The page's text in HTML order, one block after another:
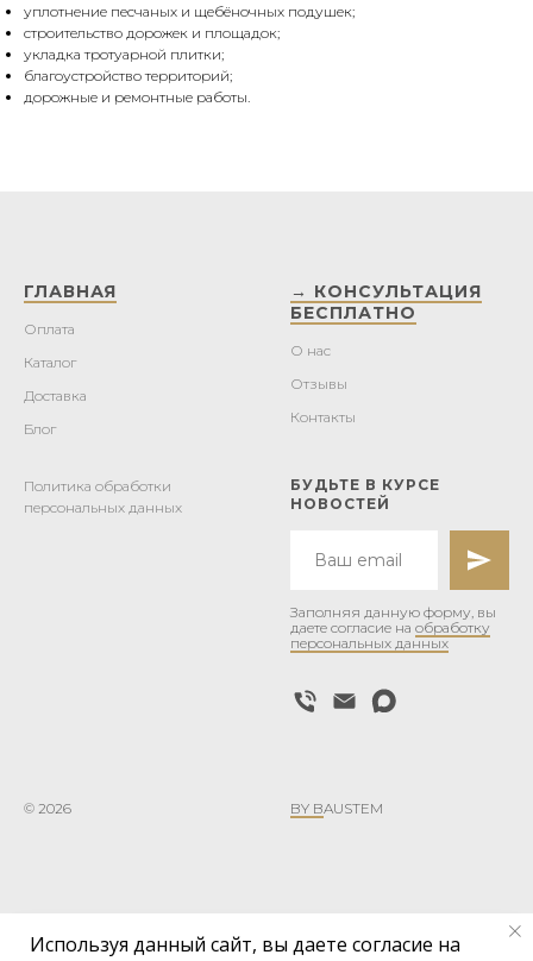
уплотнение песчаных и щебёночных подушек;
строительство дорожек и площадок;
укладка тротуарной плитки;
благоустройство территорий;
дорожные и ремонтные работы.
ГЛАВНАЯ
Оплата
Каталог
Доставка
Блог
→ КОНСУЛЬТАЦИЯ
БЕСПЛАТНО
О нас
Отзывы
Контакты
Политика обработки
персональных данных
БУДЬТЕ В КУРСЕ
НОВОСТЕЙ
Заполняя данную форму, вы
даете согласие на обработку
персональных данных
© 2026 BY BAUSTEM
Используя данный сайт, вы даете согласие на